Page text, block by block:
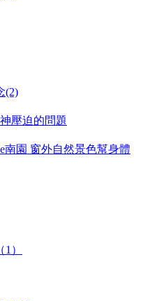
(2)
壓迫的問題
南園 窗外自然景色幫身體
）